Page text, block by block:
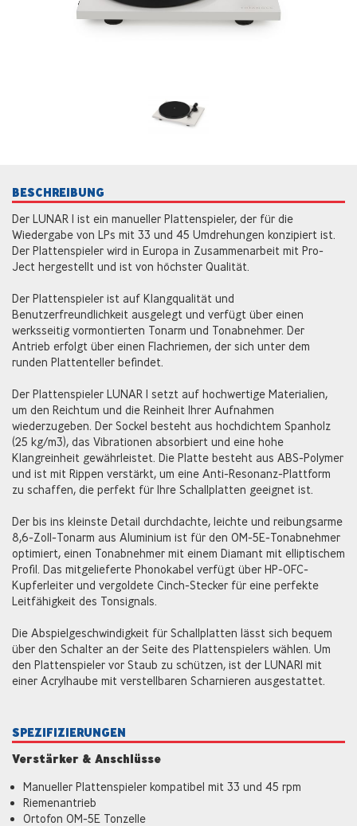
BESCHREIBUNG
Der LUNAR 1 ist ein manueller Plattenspieler, der für die
Wiedergabe von LPs mit 33 und 45 Umdrehungen konzipiert ist.
Der Plattenspieler wird in Europa in Zusammenarbeit mit Pro-
Ject hergestellt und ist von höchster Qualität.
Der Plattenspieler ist auf Klangqualität und
Benutzerfreundlichkeit ausgelegt und verfügt über einen
werksseitig vormontierten Tonarm und Tonabnehmer. Der
Antrieb erfolgt über einen Flachriemen, der sich unter dem
runden Plattenteller befindet.
Der Plattenspieler LUNAR 1 setzt auf hochwertige Materialien,
um den Reichtum und die Reinheit Ihrer Aufnahmen
wiederzugeben. Der Sockel besteht aus hochdichtem Spanholz
(25 kg/m3), das Vibrationen absorbiert und eine hohe
Klangreinheit gewährleistet. Die Platte besteht aus ABS-Polymer
und ist mit Rippen verstärkt, um eine Anti-Resonanz-Plattform
zu schaffen, die perfekt für Ihre Schallplatten geeignet ist.
Der bis ins kleinste Detail durchdachte, leichte und reibungsarme
8,6-Zoll-Tonarm aus Aluminium ist für den OM-5E-Tonabnehmer
optimiert, einen Tonabnehmer mit einem Diamant mit elliptischem
Profil. Das mitgelieferte Phonokabel verfügt über HP-OFC-
Kupferleiter und vergoldete Cinch-Stecker für eine perfekte
Leitfähigkeit des Tonsignals.
Die Abspielgeschwindigkeit für Schallplatten lässt sich bequem
über den Schalter an der Seite des Plattenspielers wählen. Um
den Plattenspieler vor Staub zu schützen, ist der LUNAR1 mit
einer Acrylhaube mit verstellbaren Scharnieren ausgestattet.
SPEZIFIZIERUNGEN
Verstärker & Anschlüsse
Manueller Plattenspieler kompatibel mit 33 und 45 rpm
Riemenantrieb
Ortofon OM-5E Tonzelle